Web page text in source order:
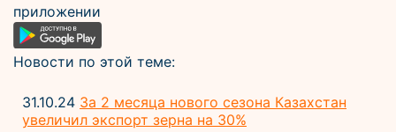
приложении
Новости по этой теме:
31.10.24 За 2 месяца нового сезона Казахстан
увеличил экспорт зерна на 30%